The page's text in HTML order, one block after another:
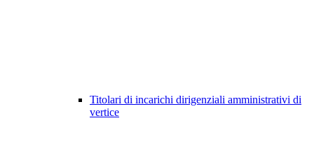
Titolari di incarichi dirigenziali amministrativi di
vertice